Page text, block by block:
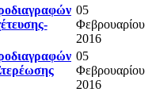
05
Φεβρουαρίου
2016
05
Φεβρουαρίου
2016